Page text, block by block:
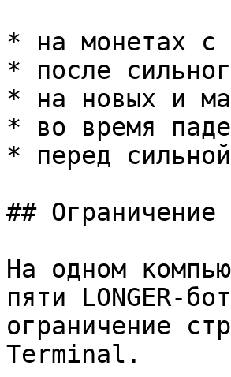
* на монетах с
* после
* на новых и
* во время
* перед
##
На одном
пяти LONGER-
ограничение
Terminal.